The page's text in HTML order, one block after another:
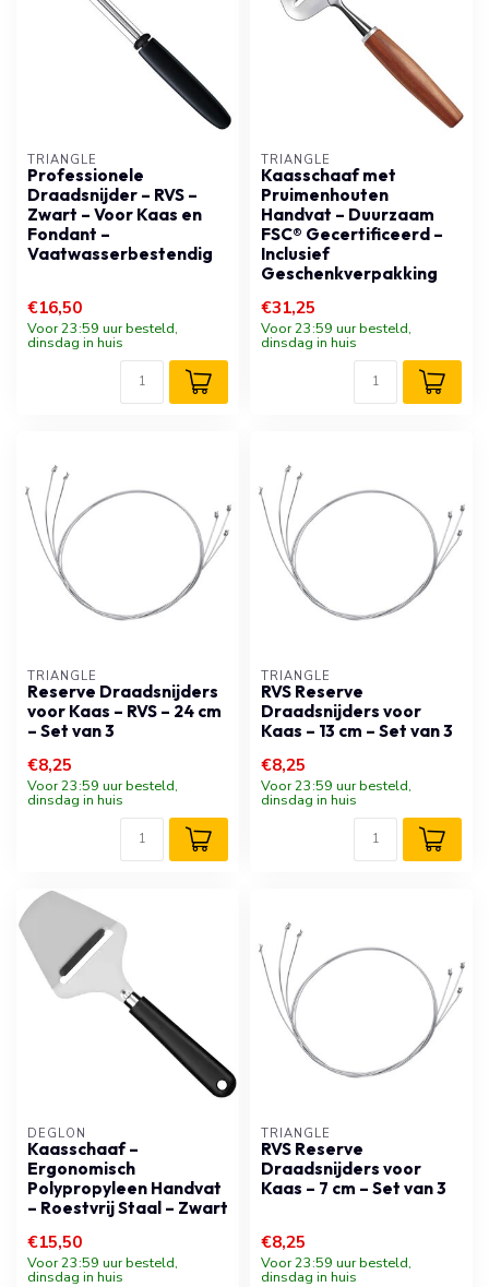
TRIANGLE
Professionele
Draadsnijder – RVS –
Zwart – Voor Kaas en
Fondant –
Vaatwasserbestendig
€16,50
Voor 23:59 uur besteld,
dinsdag in huis
TRIANGLE
Kaasschaaf met
Pruimenhouten
Handvat – Duurzaam
FSC® Gecertificeerd –
Inclusief
Geschenkverpakking
€31,25
Voor 23:59 uur besteld,
dinsdag in huis
TRIANGLE
Reserve Draadsnijders
voor Kaas – RVS – 24 cm
– Set van 3
€8,25
Voor 23:59 uur besteld,
dinsdag in huis
TRIANGLE
RVS Reserve
Draadsnijders voor
Kaas – 13 cm – Set van 3
€8,25
Voor 23:59 uur besteld,
dinsdag in huis
DÉGLON
Kaasschaaf –
Ergonomisch
Polypropyleen Handvat
– Roestvrij Staal – Zwart
€15,50
Voor 23:59 uur besteld,
dinsdag in huis
TRIANGLE
RVS Reserve
Draadsnijders voor
Kaas – 7 cm – Set van 3
€8,25
Voor 23:59 uur besteld,
dinsdag in huis